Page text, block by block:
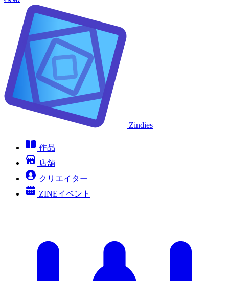
Zindies
作品
店舗
クリエイター
ZINEイベント